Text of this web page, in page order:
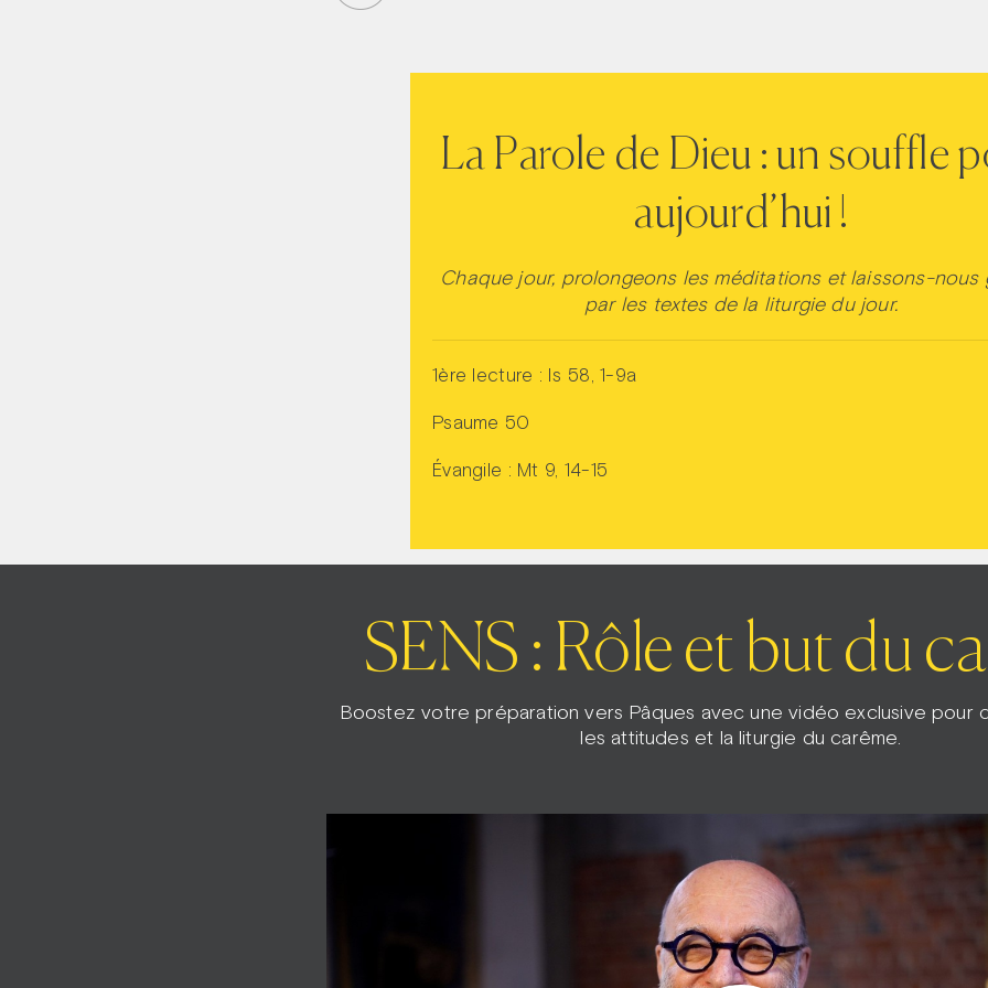
La Parole de Dieu : un souffle
aujourd’hui !
Chaque jour, prolongeons les méditations et laissons-nous
par les textes de la liturgie du jour.
1ère lecture : Is 58, 1-9a
Psaume 50
Évangile : Mt 9, 14-15
SENS : Rôle et but du
Boostez votre préparation vers Pâques avec une vidéo exclusive pour
les attitudes et la liturgie du carême.